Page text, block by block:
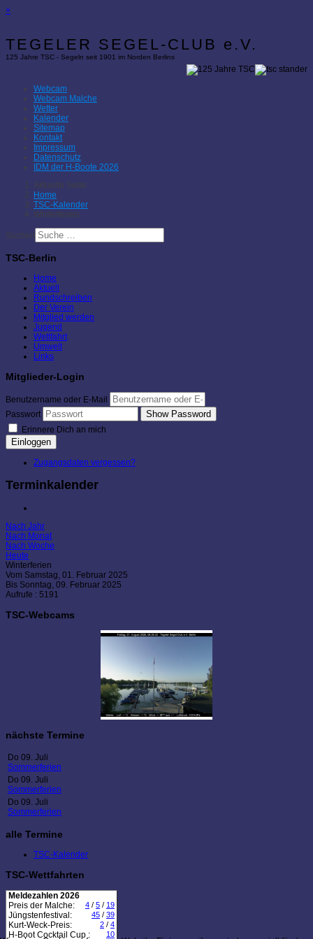
×
TEGELER SEGEL-CLUB e.V.
125 Jahre TSC - Segeln seit 1901 im Norden Berlins
Webcam
Webcam Malche
Wetter
Kalender
Sitemap
Kontakt
Impressum
Datenschutz
IDM der H-Boote 2026
Aktuelle Seite:
Home
TSC-Kalender
Winterferien
Suchen
TSC-Berlin
Home
Aktuell
Rundschreiben
Der Verein
Mitglied werden
Jugend
Wettfahrt
Umwelt
Links
Mitglieder-Login
Benutzername oder E-Mail
Passwort
Show Password
Erinnere Dich an mich
Einloggen
Zugangsdaten vergessen?
Terminkalender
Nach Jahr
Nach Monat
Nach Woche
Heute
Winterferien
Vom Samstag, 01. Februar 2025
Bis Sonntag, 09. Februar 2025
Aufrufe : 5191
TSC-Webcams
nächste Termine
Do 09. Juli
Sommerferien
Do 09. Juli
Sommerferien
Do 09. Juli
Sommerferien
alle Termine
TSC-Kalender
TSC-Wettfahrten
Meldezahlen 2026
Preis der Malche:
4 / 5 / 19
Jüngstenfestival: 45 / 39
Kurt-Weck-Preis: 2 / 4
H-Boot Cocktail Cup : 10